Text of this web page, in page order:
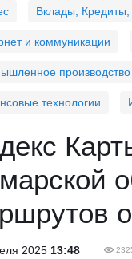
Вклады,
и коммуникации
производство
технологии
2025 13:48